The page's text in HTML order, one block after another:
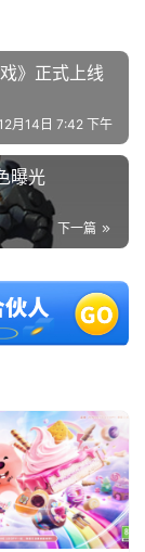
》正式上线
月14日 7:42 下午
曝光
下一篇